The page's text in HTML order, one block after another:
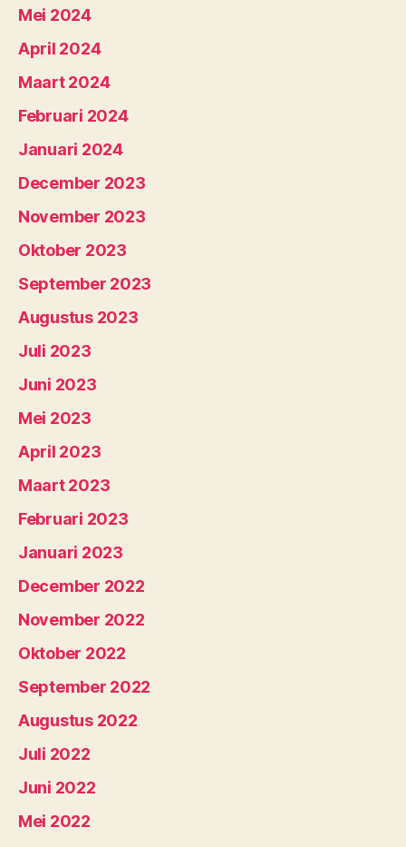
Mei 2024
April 2024
Maart 2024
Februari 2024
Januari 2024
December 2023
November 2023
Oktober 2023
September 2023
Augustus 2023
Juli 2023
Juni 2023
Mei 2023
April 2023
Maart 2023
Februari 2023
Januari 2023
December 2022
November 2022
Oktober 2022
September 2022
Augustus 2022
Juli 2022
Juni 2022
Mei 2022